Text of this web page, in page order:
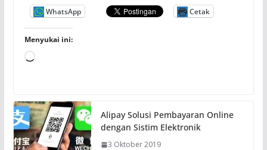
WhatsApp Cetak
Menyukai ini:
M
u
a
t
.
Alipay Solusi Pembayaran Online
dengan Sistim Elektronik
3 Oktober 2019